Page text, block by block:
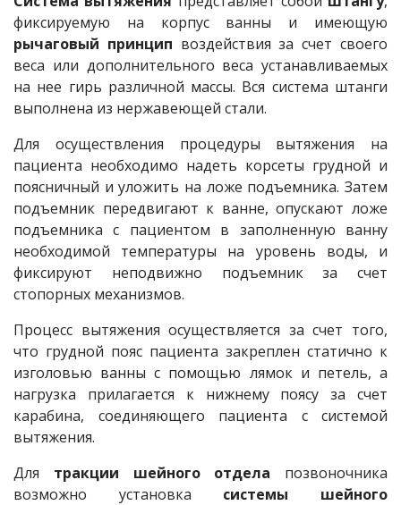
фиксируемую на корпус ванны и имеющую
рычаговый принцип воздействия за счет своего
веса или дополнительного веса устанавливаемых
на нее гирь различной массы. Вся система штанги
выполнена из нержавеющей стали.
Для осуществления процедуры вытяжения на
пациента необходимо надеть корсеты грудной и
поясничный и уложить на ложе подъемника. Затем
подъемник передвигают к ванне, опускают ложе
подъемника с пациентом в заполненную ванну
необходимой температуры на уровень воды, и
фиксируют неподвижно подъемник за счет
стопорных механизмов.
Процесс вытяжения осуществляется за счет того,
что грудной пояс пациента закреплен статично к
изголовью ванны с помощью лямок и петель, а
нагрузка прилагается к нижнему поясу за счет
карабина, соединяющего пациента с системой
вытяжения.
Для тракции шейного отдела позвоночника
возможно установка системы шейного